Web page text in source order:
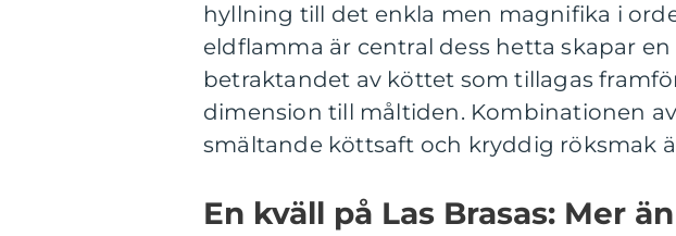
hyllning till det enkla men magnifika i
eldflamma är central dess hetta skapar
betraktandet av köttet som tillagas
dimension till måltiden. Kombinationen
smältande köttsaft och kryddig röksmak
En kväll på Las Brasas: Mer